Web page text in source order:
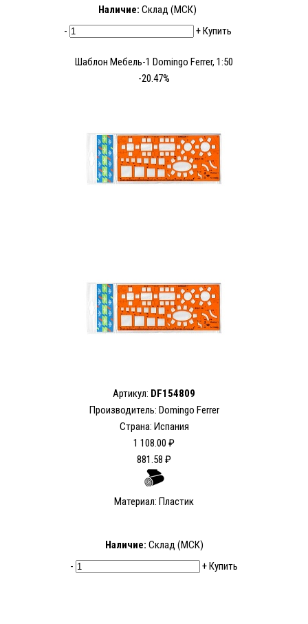
Наличие: Склад (МСК)
-
+Купить
Шаблон Мебель-1 Domingo Ferrer, 1:50
-20.47%
Артикул: DF154809
Производитель: Domingo Ferrer
Страна: Испания
1 108.00 ₽
881.58 ₽
Материал: Пластик
Наличие: Склад (МСК)
-
+Купить